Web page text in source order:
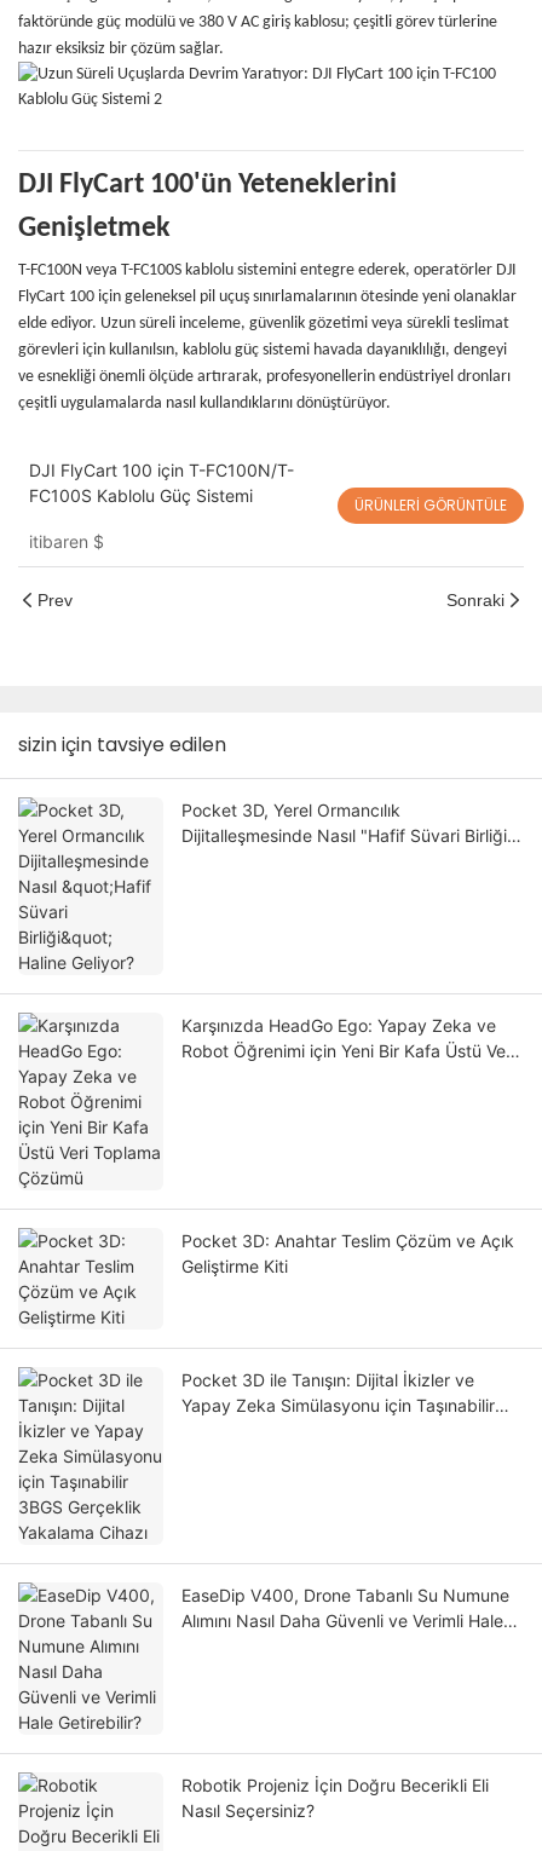
faktöründe güç modülü ve 380 V AC giriş kablosu; çeşitli görev türlerine
hazır eksiksiz bir çözüm sağlar.
DJI FlyCart 100'ün Yeteneklerini
Genişletmek
T-FC100N veya T-FC100S kablolu sistemini entegre ederek, operatörler DJI
FlyCart 100 için geleneksel pil uçuş sınırlamalarının ötesinde yeni olanaklar
elde ediyor. Uzun süreli inceleme, güvenlik gözetimi veya sürekli teslimat
görevleri için kullanılsın, kablolu güç sistemi havada dayanıklılığı, dengeyi
ve esnekliği önemli ölçüde artırarak, profesyonellerin endüstriyel dronları
çeşitli uygulamalarda nasıl kullandıklarını dönüştürüyor.
DJI FlyCart 100 için T-FC100N/T-
FC100S Kablolu Güç Sistemi
itibaren $
ÜRÜNLERI GÖRÜNTÜLE
Prev Sonraki
sizin için tavsiye edilen
Pocket 3D, Yerel Ormancılık
Dijitalleşmesinde Nasıl "Hafif Süvari Birliği"
Karşınızda HeadGo Ego: Yapay Zeka ve
Robot Öğrenimi için Yeni Bir Kafa Üstü Veri
Pocket 3D: Anahtar Teslim Çözüm ve Açık
Geliştirme Kiti
Pocket 3D ile Tanışın: Dijital İkizler ve
Yapay Zeka Simülasyonu için Taşınabilir
EaseDip V400, Drone Tabanlı Su Numune
Alımını Nasıl Daha Güvenli ve Verimli Hale
Robotik Projeniz İçin Doğru Becerikli Eli
Nasıl Seçersiniz?